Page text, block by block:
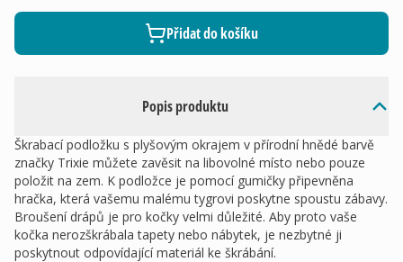
Popis produktu
Škrabací podložku s plyšovým okrajem v přírodní hnědé barvě
značky Trixie můžete zavěsit na libovolné místo nebo pouze
položit na zem. K podložce je pomocí gumičky připevněna
hračka, která vašemu malému tygrovi poskytne spoustu zábavy.
Broušení drápů je pro kočky velmi důležité. Aby proto vaše
kočka nerozškrábala tapety nebo nábytek, je nezbytné ji
poskytnout odpovídající materiál ke škrábání.
Přidat do košíku